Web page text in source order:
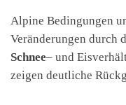
Alpine Bedingungen
Veränderungen durch
Schnee– und
zeigen deutliche